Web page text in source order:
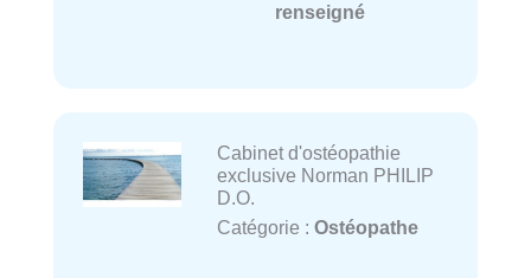
renseigné
Cabinet d'ostéopathie
exclusive Norman PHILIP
D.O.
Catégorie : Ostéopathe